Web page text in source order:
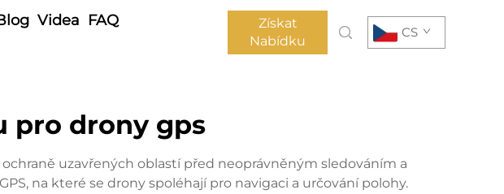
Videa FAQ
Získat
Nabídku
CS
pro drony gps
uzavřených oblastí před neoprávněným sledováním a
na které se drony spoléhají pro navigaci a určování polohy.